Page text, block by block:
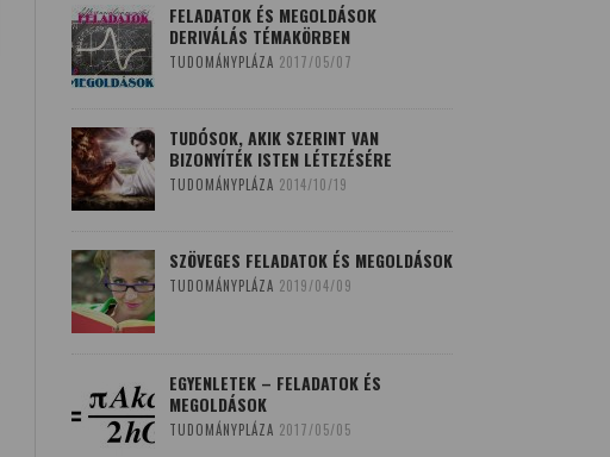
FELADATOK ÉS MEGOLDÁSOK
DERIVÁLÁS TÉMAKÖRBEN
TUDOMÁNYPLÁZA 2017/05/07
TUDÓSOK, AKIK SZERINT VAN
BIZONYÍTÉK ISTEN LÉTEZÉSÉRE
TUDOMÁNYPLÁZA 2014/10/19
SZÖVEGES FELADATOK ÉS MEGOLDÁSOK
TUDOMÁNYPLÁZA 2019/04/09
EGYENLETEK – FELADATOK ÉS
MEGOLDÁSOK
TUDOMÁNYPLÁZA 2017/05/05